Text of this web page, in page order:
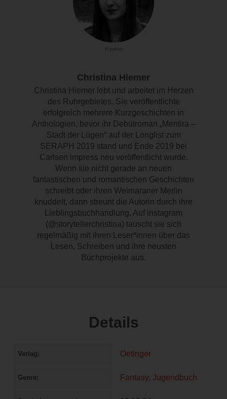
© privat
Christina Hiemer
Christina Hiemer lebt und arbeitet im Herzen
des Ruhrgebietes. Sie veröffentlichte
erfolgreich mehrere Kurzgeschichten in
Anthologien, bevor ihr Debütroman „Mentira –
Stadt der Lügen“ auf der Longlist zum
SERAPH 2019 stand und Ende 2019 bei
Carlsen impress neu veröffentlicht wurde.
Wenn sie nicht gerade an neuen
fantastischen und romantischen Geschichten
schreibt oder ihren Weimaraner Merlin
knuddelt, dann streunt die Autorin durch ihre
Lieblingsbuchhandlung. Auf instagram
(@storytellerchristina) tauscht sie sich
regelmäßig mit ihren Leser*innen über das
Lesen, Schreiben und ihre neusten
Buchprojekte aus.
Details
Verlag Oetinger
Genre Fantasy, Jugendbuch